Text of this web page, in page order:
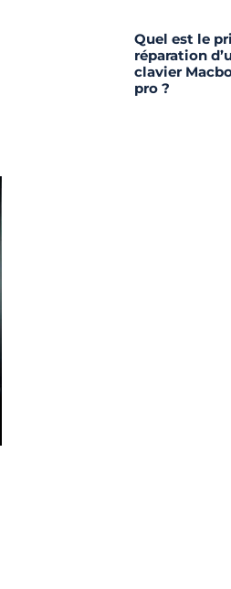
Quel est le
réparation
clavier
pro ?